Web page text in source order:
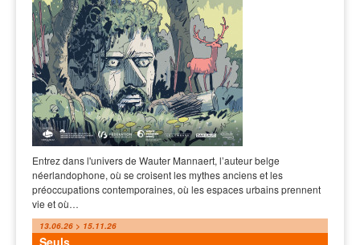
Entrez dans l'univers de Wauter Mannaert, l’auteur belge
néerlandophone, où se croisent les mythes anciens et les
préoccupations contemporaines, où les espaces urbains prennent
vie et où…
13.06.26 > 15.11.26
Seuls